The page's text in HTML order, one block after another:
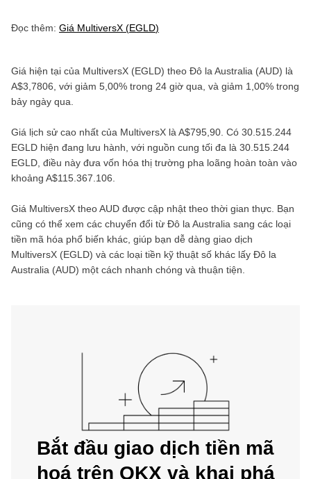
Đọc thêm: Giá MultiversX (EGLD)
Giá hiện tại của MultiversX (EGLD) theo Đô la Australia (AUD) là
A$3,7806 , với giảm 5,00% trong 24 giờ qua, và giảm 1,00% trong
bảy ngày qua.
Giá lịch sử cao nhất của MultiversX là A$795,90 . Có 30.515.244
EGLD hiện đang lưu hành, với nguồn cung tối đa là 30.515.244
EGLD , điều này đưa vốn hóa thị trường pha loãng hoàn toàn vào
khoảng A$115.367.106
Giá MultiversX theoAUD được cập nhật theo thời gian thực. Bạn
cũng có thể xem các chuyển đổi từ Đô la Australia sang các loại
tiền mã hóa phổ biến khác, giúp bạn dễ dàng giao dịch
MultiversX (EGLD) và các loại tiền kỹ thuật số khác lấy Đô la
Australia (AUD) một cách nhanh chóng và thuận tiện.
Bắt đầu giao dịch tiền mã
hoá trên OKX và khai phá